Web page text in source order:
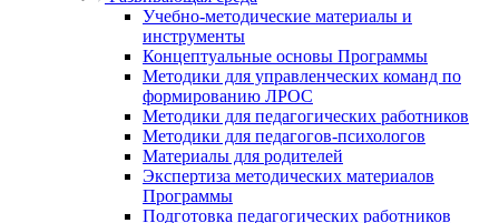
Учебно-методические материалы и
инструменты
Концептуальные основы Программы
Методики для управленческих команд по
формированию ЛРОС
Методики для педагогических работников
Методики для педагогов-психологов
Материалы для родителей
Экспертиза методических материалов
Программы
Подготовка педагогических работников